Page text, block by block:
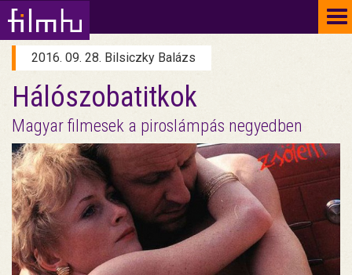
2016. 09. 28. Bilsiczky Balázs
Hálószobatitkok
Magyar filmesek a piroslámpás negyedben